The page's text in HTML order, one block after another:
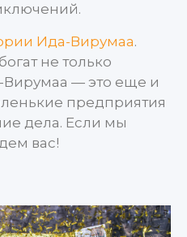
Ида-Вирумаа.
не только
— это еще и
предприятия
дела. Если мы
вас!